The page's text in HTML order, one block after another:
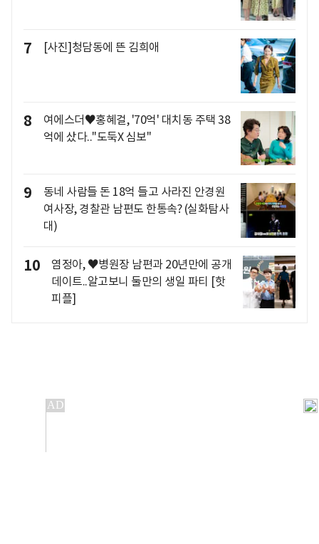
7 [사진]청담동에 뜬 김희애
8
여에스더♥홍혜걸, '70억' 대치동 주택 38
억에 샀다.."도둑X 심보"
9
동네 사람들 돈 18억 들고 사라진 안경원
여사장, 경찰관 남편도 한통속? (실화탐사
대)
10
염정아, ♥병원장 남편과 20년만에 공개
데이트..알고보니 둘만의 생일 파티 [핫
피플]